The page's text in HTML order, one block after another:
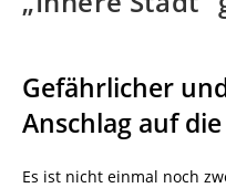
Gefährlicher
Anschlag auf
Es ist nicht einmal noch